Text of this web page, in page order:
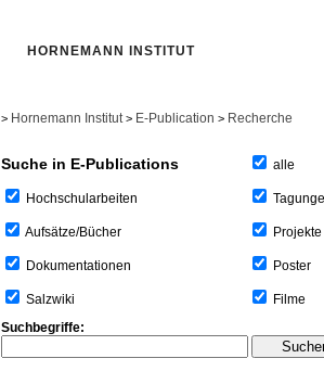
HORNEMANN INSTITUT
> Hornemann Institut > E-Publication > Recherche
Suche in E-Publications
Hochschularbeiten
Aufsätze/Bücher
Dokumentationen
Salzwiki
alle
Projekte
Poster
Filme
Suchbegriffe: